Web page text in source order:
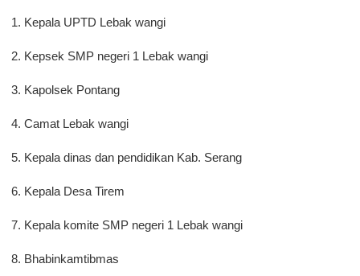
1. Kepala UPTD Lebak wangi
2. Kepsek SMP negeri 1 Lebak wangi
3. Kapolsek Pontang
4. Camat Lebak wangi
5. Kepala dinas dan pendidikan Kab. Serang
6. Kepala Desa Tirem
7. Kepala komite SMP negeri 1 Lebak wangi
8. Bhabinkamtibmas